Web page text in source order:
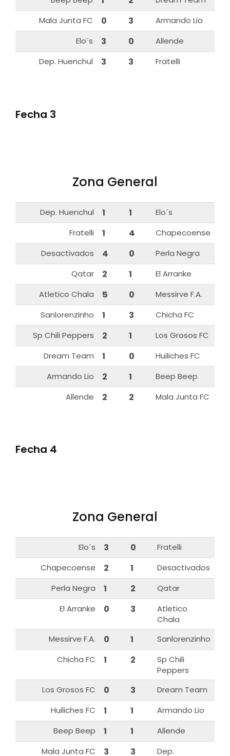
Mala Junta FC
0 3
Armando Lio
Elo´s
3 0
Allende
Dep. Huenchul
3 3 Fratelli
Fecha 3
Zona General
Dep. Huenchul 1 1
Elo´s
Fratelli
1 4
Chapecoense
Desactivados
4 0
Perla Negra
Qatar
2 1
El Arranke
Atletico Chala
5 0
Messirve F.A.
Sanlorenzinho
1 3
Chicha FC
Sp Chili Peppers
2 1
Los Grosos FC
Dream Team
1 0
Huiliches FC
Armando Lio
2 1
Beep Beep
Allende
2 2 Mala Junta FC
Fecha 4
Zona General
Elo´s 3 0
Fratelli
Chapecoense
2 1
Desactivados
Perla Negra
1 2
Qatar
El Arranke
0 3
Atletico
Chala
Messirve F.A.
0 1
Sanlorenzinho
Chicha FC
1 2
Sp Chili
Peppers
Los Grosos FC
0 3
Dream Team
Huiliches FC
1 1
Armando Lio
Beep Beep
1 1
Allende
Mala Junta FC
3 3
Dep.